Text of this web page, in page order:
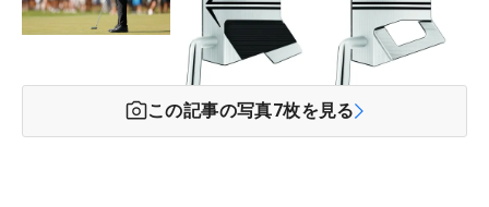
この記事の写真7枚を見る